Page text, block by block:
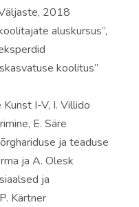
2018
aluskursus”,
koolitus”
I-V, I. Villido
E. Säre
ja teaduse
ja A. Olesk
ja
Kärtner